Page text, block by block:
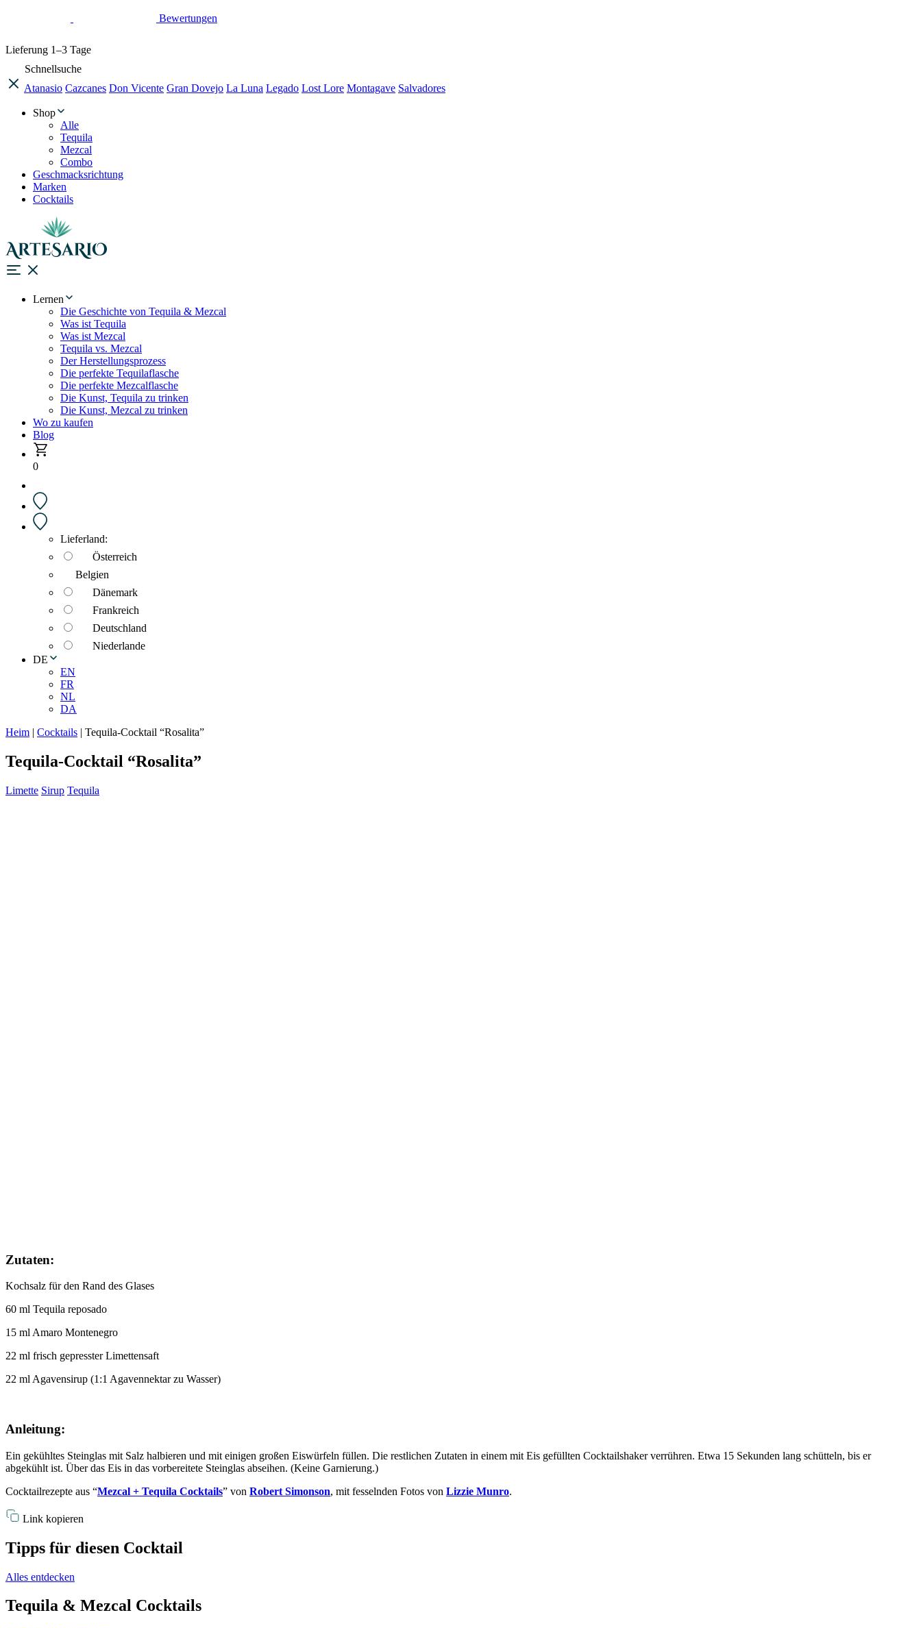
Bewertungen
Lieferung 1–3 Tage
Schnellsuche
Atanasio Cazcanes Don Vicente Gran Dovejo La Luna Legado Lost Lore Montagave Salvadores
Shop
Alle
Tequila
Mezcal
Combo
Geschmacksrichtung
Marken
Cocktails
Lernen
Die Geschichte von Tequila & Mezcal
Was ist Tequila
Was ist Mezcal
Tequila vs. Mezcal
Der Herstellungsprozess
Die perfekte Tequilaflasche
Die perfekte Mezcalflasche
Die Kunst, Tequila zu trinken
Die Kunst, Mezcal zu trinken
Wo zu kaufen
Blog
0
Lieferland:
Österreich
Belgien
Dänemark
Frankreich
Deutschland
Niederlande
DE
EN
FR
NL
DA
Heim | Cocktails | Tequila-Cocktail “Rosalita”
Tequila-Cocktail “Rosalita”
Limette Sirup Tequila
Zutaten:
Kochsalz für den Rand des Glases
60 ml Tequila reposado
15 ml Amaro Montenegro
22 ml frisch gepresster Limettensaft
22 ml Agavensirup (1:1 Agavennektar zu Wasser)
Anleitung:
Ein gekühltes Steinglas mit Salz halbieren und mit einigen großen Eiswürfeln füllen. Die restlichen Zutaten in einem mit Eis gefüllten Cocktailshaker verrühren. Etwa 15 Sekunden lang schütteln, bis er
abgekühlt ist. Über das Eis in das vorbereitete Steinglas abseihen. (Keine Garnierung.)
Cocktailrezepte aus “Mezcal + Tequila Cocktails” von Robert Simonson, mit fesselnden Fotos von Lizzie Munro.
Link kopieren
Tipps für diesen Cocktail
Alles entdecken
Tequila & Mezcal Cocktails